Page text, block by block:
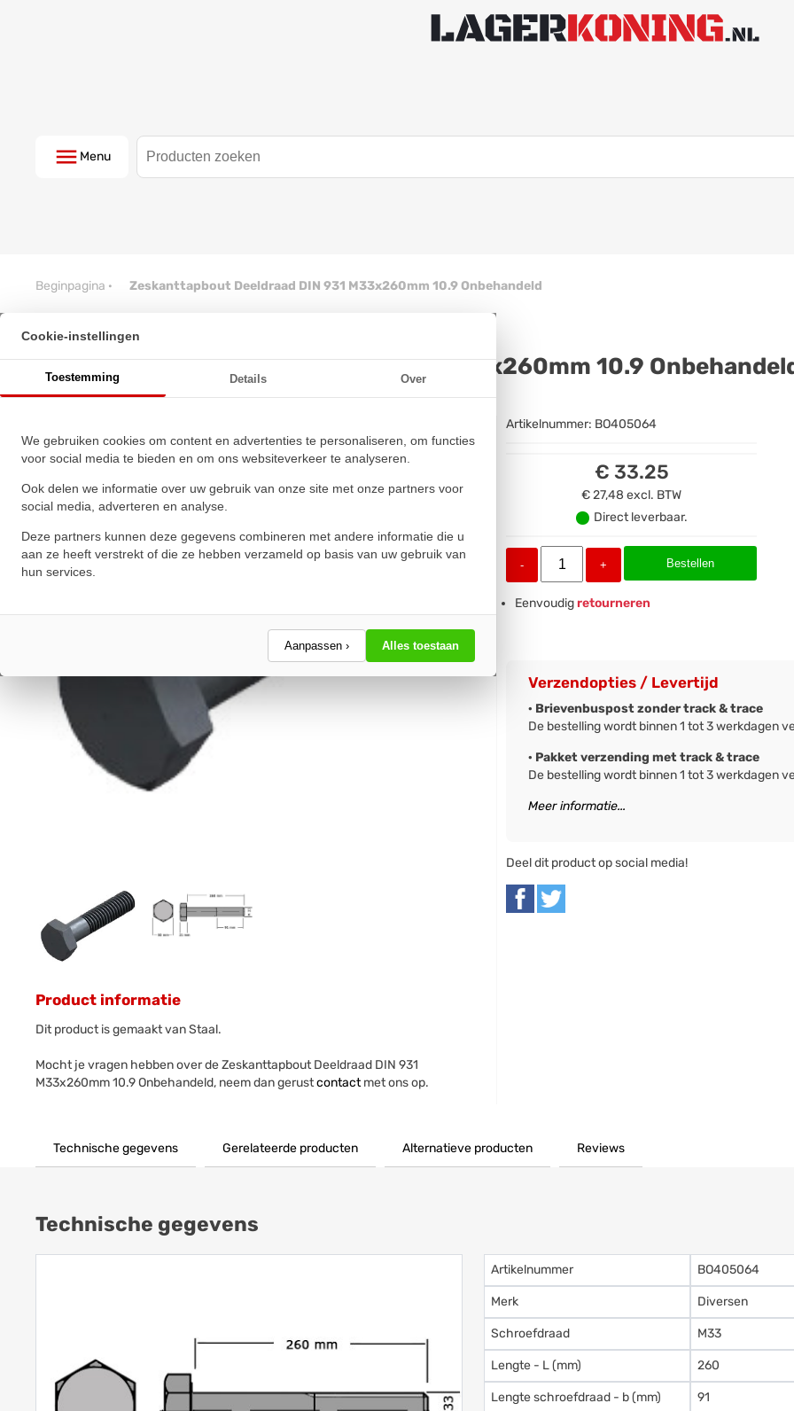
Menu
Beginpagina · Zeskanttapbout Deeldraad DIN 931 M33x260mm 10.9 Onbehandeld
Cookie-instellingen
Toestemming Details Over
We gebruiken cookies om content en advertenties te personaliseren, om functies
voor social media te bieden en om ons websiteverkeer te analyseren.
Ook delen we informatie over uw gebruik van onze site met onze partners voor
social media, adverteren en analyse.
Deze partners kunnen deze gegevens combineren met andere informatie die u
aan ze heeft verstrekt of die ze hebben verzameld op basis van uw gebruik van
hun services.
Aanpassen › Alles toestaan
Zeskanttapbout Deeldraad DIN 931 M33x260mm 10.9
★★★★★
★★★★★
Product informatie
Dit product is gemaakt van Staal.
Mocht je vragen hebben over de Zeskanttapbout Deeldraad DIN 931
M33x260mm 10.9 Onbehandeld, neem dan gerustcontactmet ons op.
Artikelnummer: BO405064
€ 33.25
€ 27,48 excl. BTW
Direct leverbaar.
- + Bestellen
Eenvoudigretourneren
Verzendopties / Levertijd
· Brievenbuspost zonder track & trace
De bestelling wordt binnen 1 tot 3 werkdagen
· Pakket verzending met track & trace
De bestelling wordt binnen 1 tot 3 werkdagen
Meer informatie...
Deel dit product op social media!
Technische gegevens Gerelateerde producten Alternatieve producten Reviews
Technische gegevens
Artikelnummer BO405064
Merk Diversen
Schroefdraad M33
Lengte - L (mm) 260
Lengte schroefdraad - b (mm) 91